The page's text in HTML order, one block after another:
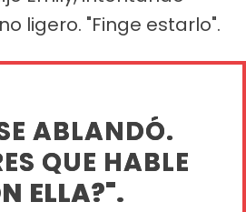
ligero. "Finge estarlo".
ABLANDÓ.
QUE HABLE
ELLA?".